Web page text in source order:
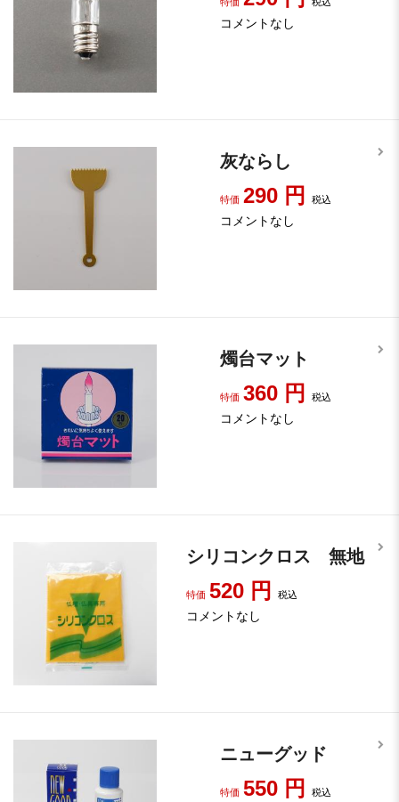
コメントなし
灰ならし
特価 290 円 税込
コメントなし
燭台マット
特価 360 円 税込
コメントなし
シリコンクロス 無地
特価 520 円税込
コメントなし
ニューグッド
特価 550 円 税込